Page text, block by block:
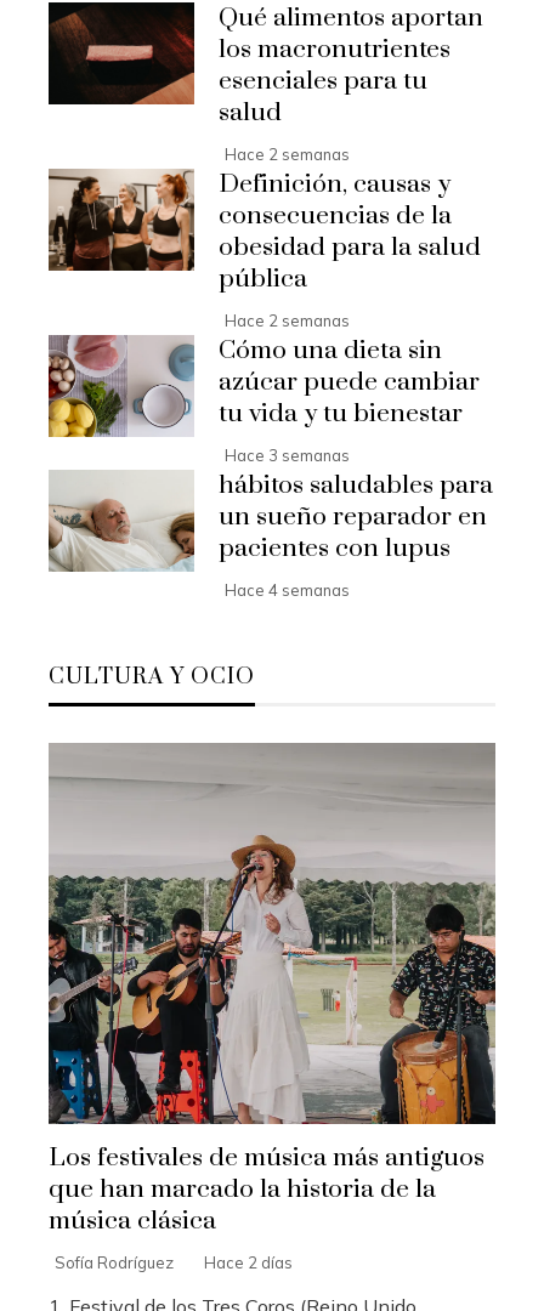
Qué alimentos aportan
los macronutrientes
esenciales para tu
salud
Hace 2 semanas
Definición, causas y
consecuencias de la
obesidad para la salud
pública
Hace 2 semanas
Cómo una dieta sin
azúcar puede cambiar
tu vida y tu bienestar
Hace 3 semanas
hábitos saludables para
un sueño reparador en
pacientes con lupus
Hace 4 semanas
CULTURA Y OCIO
Los festivales de música más antiguos
que han marcado la historia de la
música clásica
Sofía Rodríguez Hace 2 días
1. Festival de los Tres Coros (Reino Unido,